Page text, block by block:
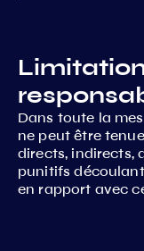
Dans toute la
ne peut être
directs, indirects,
punitifs
en rapport avec